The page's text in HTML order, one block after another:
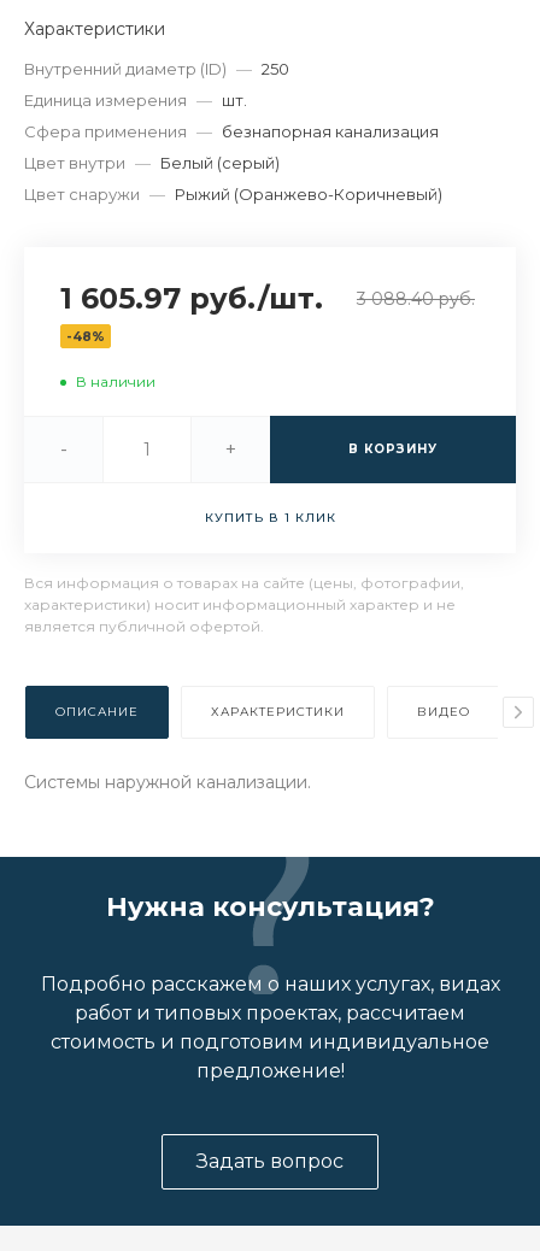
Характеристики
Внутренний диаметр (ID) — 250
Единица измерения — шт.
Сфера применения — безнапорная канализация
Цвет внутри — Белый (серый)
Цвет снаружи — Рыжий (Оранжево-Коричневый)
1 605.97 руб./шт. 3 088.40 руб.
-48%
В наличии
- + В КОРЗИНУ
КУПИТЬ В 1 КЛИК
Вся информация о товарах на сайте (цены, фотографии,
характеристики) носит информационный характер и не
является публичной офертой.
ОПИСАНИЕ ХАРАКТЕРИСТИКИ ВИДЕО
Системы наружной канализации.
Нужна консультация?
Подробно расскажем о наших услугах, видах
работ и типовых проектах, рассчитаем
стоимость и подготовим индивидуальное
предложение!
Задать вопрос